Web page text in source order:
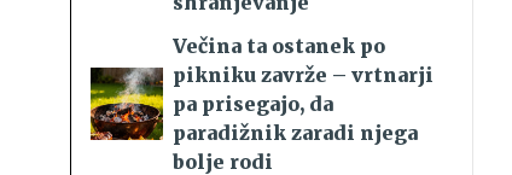
Večina ta ostanek po
pikniku zavrže – vrtnarji
pa prisegajo, da
paradižnik zaradi njega
bolje rodi